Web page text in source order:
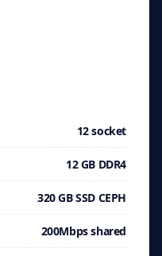
12 socket
12 GB DDR4
320 GB SSD CEPH
200Mbps shared